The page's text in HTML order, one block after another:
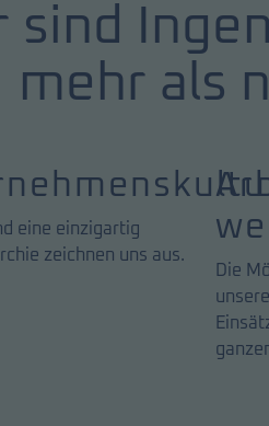
sind
mehr als
eine einzigartig
zeichnen uns aus.
Die